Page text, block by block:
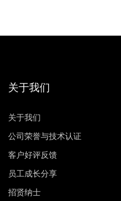
关于我们
关于我们
公司荣誉与技术认证
客户好评反馈
员工成长分享
招贤纳士